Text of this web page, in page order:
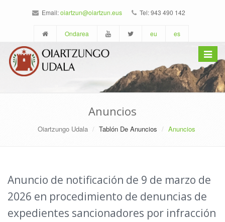
Email:oiartzun@oiartzun.eus Tel: 943 490 142
Ondarea eu es
Toggle
Anuncios
Oiartzungo Udala Tablón De Anuncios Anuncios
Anuncio de notificación de 9 de marzo de
2026 en procedimiento de denuncias de
expedientes sancionadores por infracción